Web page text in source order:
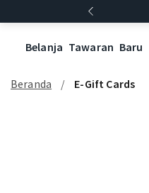
Belanja Tawaran Baru
Beranda E-Gift Cards